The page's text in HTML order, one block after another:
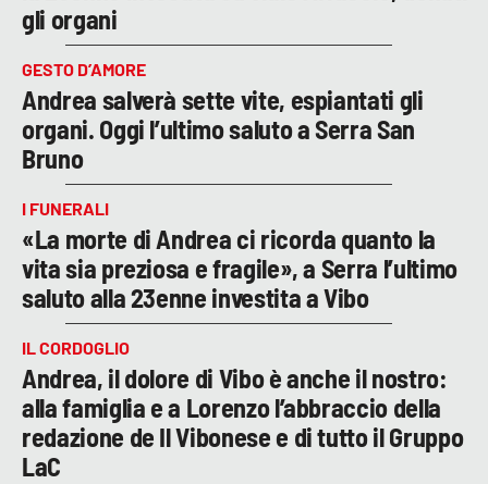
gli organi
GESTO D’AMORE
Andrea salverà sette vite, espiantati gli
organi. Oggi l’ultimo saluto a Serra San
Bruno
I FUNERALI
«La morte di Andrea ci ricorda quanto la
vita sia preziosa e fragile», a Serra l’ultimo
saluto alla 23enne investita a Vibo
IL CORDOGLIO
Andrea, il dolore di Vibo è anche il nostro:
alla famiglia e a Lorenzo l’abbraccio della
redazione de Il Vibonese e di tutto il Gruppo
LaC